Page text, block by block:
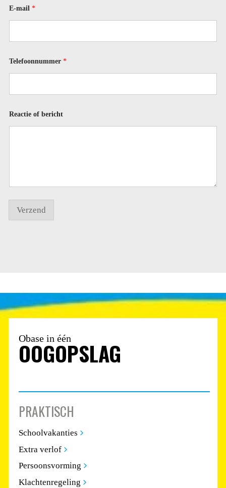
E-mail*
Telefoonnummer*
a
n
Reactie of bericht
Verzend
PRAKTISCH
Schoolvakanties
Extra verlof
Persoonsvorming
Klachtenregeling
Obase in één
OOGOPSLAG